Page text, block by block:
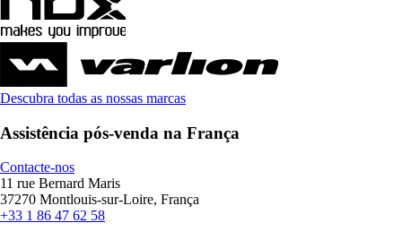
Descubra todas as nossas marcas
Assistência pós-venda na França
Contacte-nos
11 rue Bernard Maris
37270 Montlouis-sur-Loire, França
+33 1 86 47 62 58